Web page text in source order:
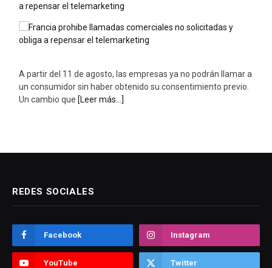
a repensar el telemarketing
A partir del 11 de agosto, las empresas ya no podrán llamar a
un consumidor sin haber obtenido su consentimiento previo.
Un cambio que [Leer más...]
REDES SOCIALES
Facebook Instagram
YouTube Twitter